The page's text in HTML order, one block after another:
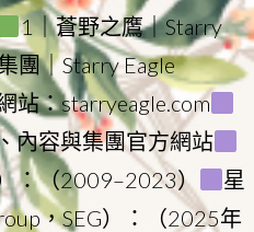
1｜蒼野之鷹｜Starry
團｜Starry Eagle
站：starryeagle.com
內容與集團官方網站
：（2009–2023）
星
，SEG）：（2025年